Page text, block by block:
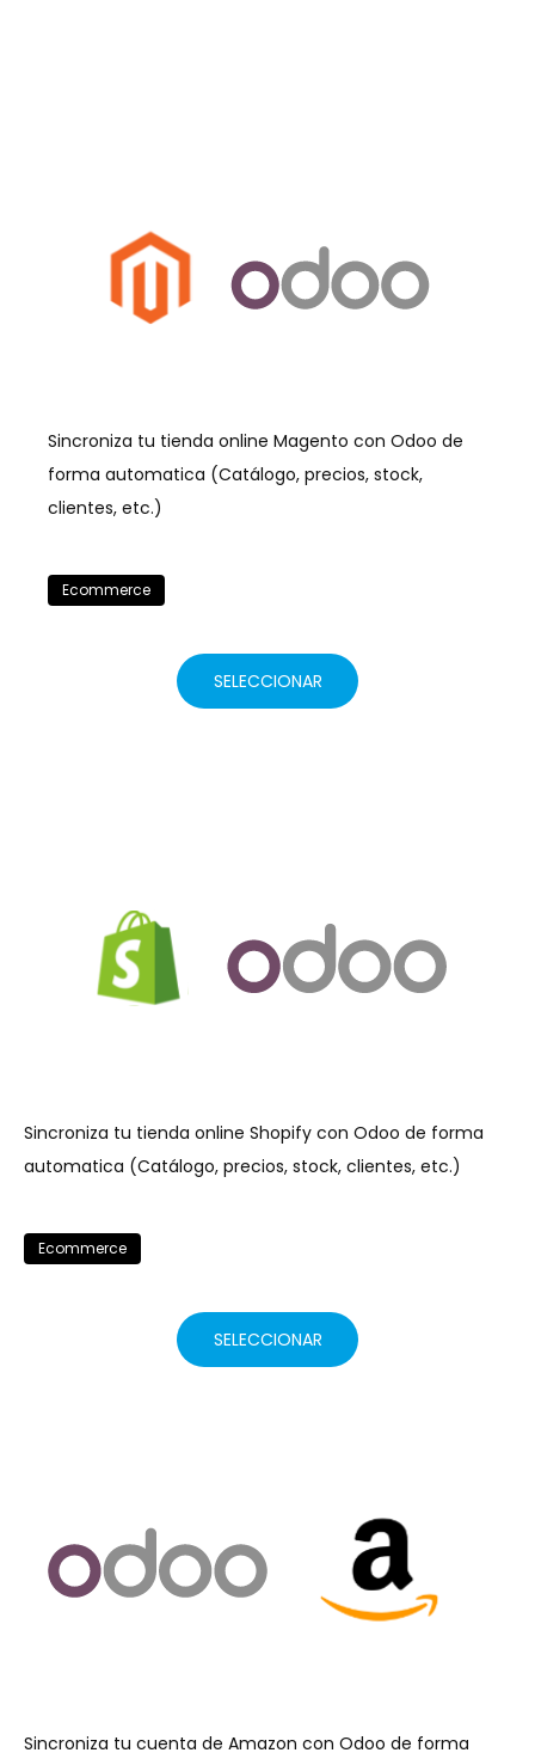
Sincroniza tu tienda online Magento con Odoo de
forma automatica (Catálogo, precios, stock,
clientes, etc.)
Ecommerce
SELECCIONAR
Sincroniza tu tienda online Shopify con Odoo de forma
automatica (Catálogo, precios, stock, clientes, etc.)
Ecommerce
SELECCIONAR
Sincroniza tu cuenta de Amazon con Odoo de forma